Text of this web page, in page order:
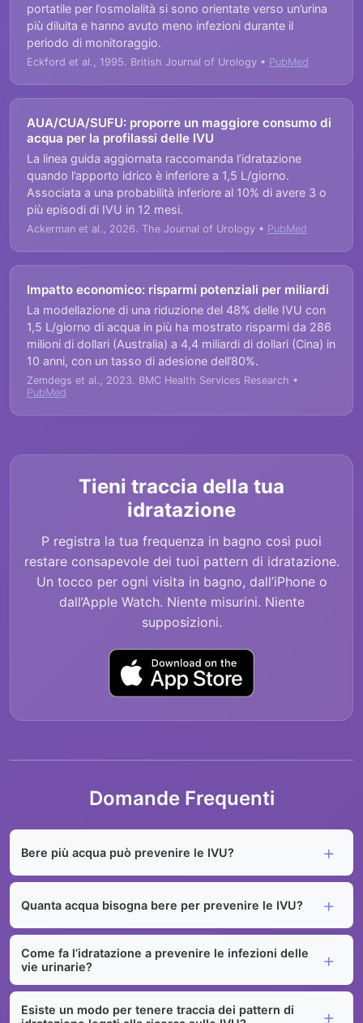
portatile per l’osmolalità si sono orientate verso un’urina
più diluita e hanno avuto meno infezioni durante il
periodo di monitoraggio.
Eckford et al., 1995. British Journal of Urology • PubMed
AUA/CUA/SUFU: proporre un maggiore consumo di
acqua per la profilassi delle IVU
La linea guida aggiornata raccomanda l’idratazione
quando l’apporto idrico è inferiore a 1,5 L/giorno.
Associata a una probabilità inferiore al 10% di avere 3 o
più episodi di IVU in 12 mesi.
Ackerman et al., 2026. The Journal of Urology • PubMed
Impatto economico: risparmi potenziali per miliardi
La modellazione di una riduzione del 48% delle IVU con
1,5 L/giorno di acqua in più ha mostrato risparmi da 286
milioni di dollari (Australia) a 4,4 miliardi di dollari (Cina) in
10 anni, con un tasso di adesione dell’80%.
Zemdegs et al., 2023. BMC Health Services Research •
PubMed
Tieni traccia della tua
idratazione
P registra la tua frequenza in bagno così puoi
restare consapevole dei tuoi pattern di idratazione.
Un tocco per ogni visita in bagno, dall’iPhone o
dall’Apple Watch. Niente misurini. Niente
supposizioni.
Domande Frequenti
Bere più acqua può prevenire le IVU?
Quanta acqua bisogna bere per prevenire le IVU?
Come fa l’idratazione a prevenire le infezioni delle
vie urinarie?
Esiste un modo per tenere traccia dei pattern di